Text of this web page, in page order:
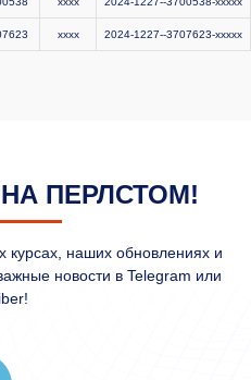
xxxx 2024-1227--3707623-xxxxx
ПЕРЛСТОМ!
наших обновлениях и
новости в Telegram или